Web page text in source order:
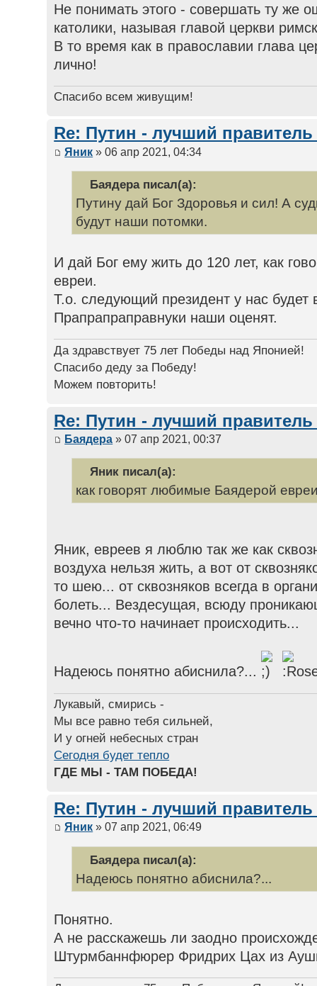
Не понимать этого - совершать ту же
католики, называя главой церкви
В то время как в православии глава
лично!
Спасибо всем живущим!
Re: Путин - лучший
Яник » 06 апр 2021, 04:34
Баядера писал(а):
Путину дай Бог Здоровья и сил! А
будут наши потомки.
И дай Бог ему жить до 120 лет, как
евреи.
Т.о. следующий президент у нас будет
Прапрапраправнуки наши оценят.
Да здравствует 75 лет Победы над Японией!
Спасибо деду за Победу!
Можем повторить!
Re: Путин - лучший
Баядера » 07 апр 2021, 00:37
Яник писал(а):
как говорят любимые Баядерой
Яник, евреев я люблю так же как
воздуха нельзя жить, а вот от
то шею... от сквозняков всегда в
болеть... Вездесущая, всюду
вечно что-то начинает происходить...
Надеюсь понятно абиснила?...
Лукавый, смирись -
Мы все равно тебя сильней,
И у огней небесных стран
Сегодня будет тепло
ГДЕ МЫ - ТАМ ПОБЕДА!
Re: Путин - лучший
Яник » 07 апр 2021, 06:49
Баядера писал(а):
Надеюсь понятно абиснила?...
Понятно.
А не расскажешь ли заодно
Штурмбаннфюрер Фридрих Цах из